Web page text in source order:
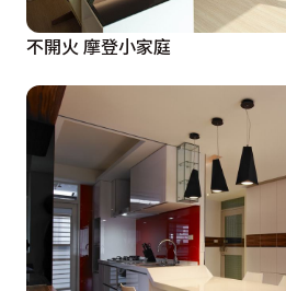
不開火 摩登小家庭